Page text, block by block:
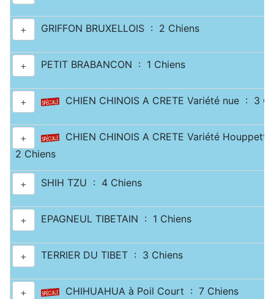
+ GRIFFON BRUXELLOIS : 2 Chiens
+ PETIT BRABANCON : 1 Chiens
+ CHIEN CHINOIS A CRETE Variété nue : 3
+
CHIEN CHINOIS A CRETE Variété
2 Chiens
+ SHIH TZU : 4 Chiens
+ EPAGNEUL TIBETAIN : 1 Chiens
+ TERRIER DU TIBET : 3 Chiens
+ CHIHUAHUA à Poil Court : 7 Chiens